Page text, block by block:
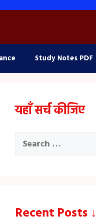
Study Notes PDF
यहाँ सर्च कीजिए
Search
Recent Posts ↓